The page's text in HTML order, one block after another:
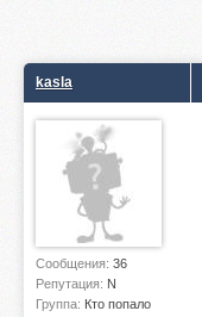
kasla
Сообщения: 36
Репутация: N
Группа: Кто попало